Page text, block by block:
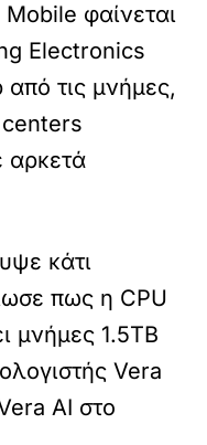
φαίνεται
Electronics
τις μνήμες,
αρκετά
κάτι
πως η CPU
μνήμες 1.5ΤΒ
Vera
AI στο